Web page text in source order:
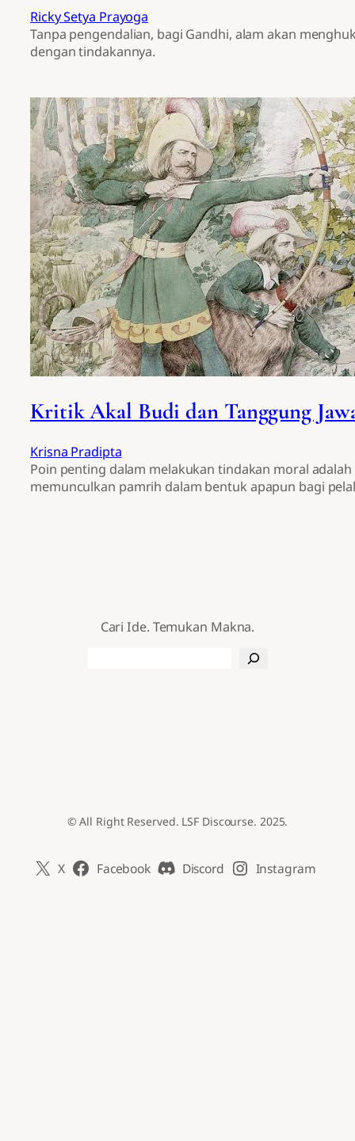
Ricky Setya Prayoga
Tanpa pengendalian, bagi Gandhi, alam akan
dengan tindakannya.
Kritik Akal Budi dan Tanggung
Krisna Pradipta
Poin penting dalam melakukan tindakan moral
memunculkan pamrih dalam bentuk apapun bagi
Cari Ide. Temukan Makna.
© All Right Reserved. LSF Discourse. 2025.
X Facebook Discord Instagram